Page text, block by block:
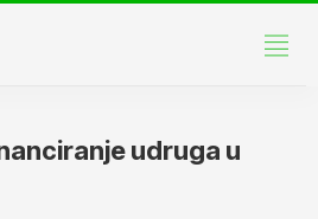
udruga u